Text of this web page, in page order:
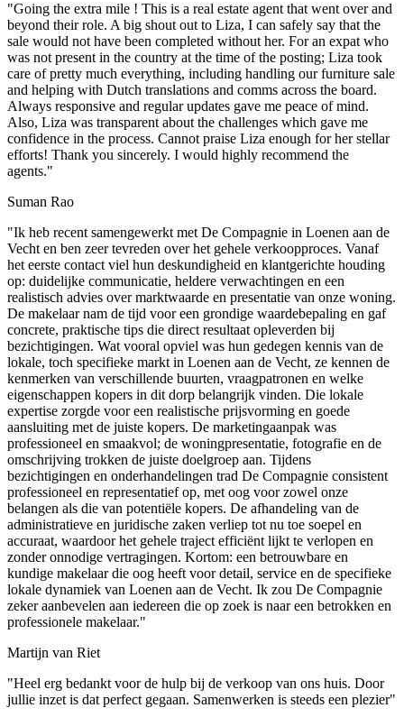
"Going the extra mile ! This is a real estate agent that went over and
beyond their role. A big shout out to Liza, I can safely say that the
sale would not have been completed without her. For an expat who
was not present in the country at the time of the posting; Liza took
care of pretty much everything, including handling our furniture sale
and helping with Dutch translations and comms across the board.
Always responsive and regular updates gave me peace of mind.
Also, Liza was transparent about the challenges which gave me
confidence in the process. Cannot praise Liza enough for her stellar
efforts! Thank you sincerely. I would highly recommend the
agents."
Suman Rao
"Ik heb recent samengewerkt met De Compagnie in Loenen aan de
Vecht en ben zeer tevreden over het gehele verkoopproces. Vanaf
het eerste contact viel hun deskundigheid en klantgerichte houding
op: duidelijke communicatie, heldere verwachtingen en een
realistisch advies over marktwaarde en presentatie van onze woning.
De makelaar nam de tijd voor een grondige waardebepaling en gaf
concrete, praktische tips die direct resultaat opleverden bij
bezichtigingen. Wat vooral opviel was hun gedegen kennis van de
lokale, toch specifieke markt in Loenen aan de Vecht, ze kennen de
kenmerken van verschillende buurten, vraagpatronen en welke
eigenschappen kopers in dit dorp belangrijk vinden. Die lokale
expertise zorgde voor een realistische prijsvorming en goede
aansluiting met de juiste kopers. De marketingaanpak was
professioneel en smaakvol; de woningpresentatie, fotografie en de
omschrijving trokken de juiste doelgroep aan. Tijdens
bezichtigingen en onderhandelingen trad De Compagnie consistent
professioneel en representatief op, met oog voor zowel onze
belangen als die van potentiële kopers. De afhandeling van de
administratieve en juridische zaken verliep tot nu toe soepel en
accuraat, waardoor het gehele traject efficiënt lijkt te verlopen en
zonder onnodige vertragingen. Kortom: een betrouwbare en
kundige makelaar die oog heeft voor detail, service en de specifieke
lokale dynamiek van Loenen aan de Vecht. Ik zou De Compagnie
zeker aanbevelen aan iedereen die op zoek is naar een betrokken en
professionele makelaar."
Martijn van Riet
"Heel erg bedankt voor de hulp bij de verkoop van ons huis. Door
jullie inzet is dat perfect gegaan. Samenwerken is steeds een plezier"